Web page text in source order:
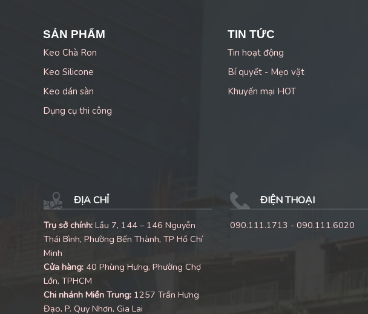
SẢN PHẨM
Keo Chà Ron
Keo Silicone
Keo dán sàn
Dụng cụ thi công
TIN TỨC
Tin hoạt động
Bí quyết - Mẹo vặt
Khuyến mại HOT
ĐỊA CHỈ
Trụ sở chính: Lầu 7, 144 – 146 Nguyễn
Thái Bình, Phường Bến Thành, TP Hồ Chí
Minh
Cửa hàng: 40 Phùng Hưng, Phường Chợ
Lớn, TPHCM
Chi nhánh Miền Trung: 1257 Trần Hưng
Đạo, P. Quy Nhơn, Gia Lai
ĐIỆN THOẠI
090.111.1713 - 090.111.6020